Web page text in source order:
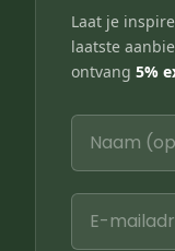
Laat je
laatste
ontvang 5%